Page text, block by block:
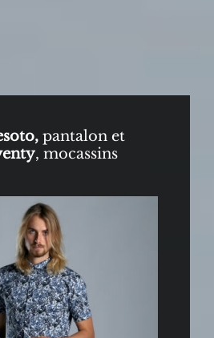
pantalon et
, mocassins